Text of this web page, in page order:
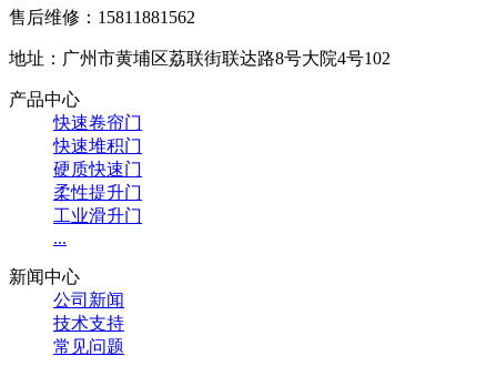
售后维修：15811881562
地址：广州市黄埔区荔联街联达路8号大院4号102
产品中心
快速卷帘门
快速堆积门
硬质快速门
柔性提升门
工业滑升门
...
新闻中心
公司新闻
技术支持
常见问题